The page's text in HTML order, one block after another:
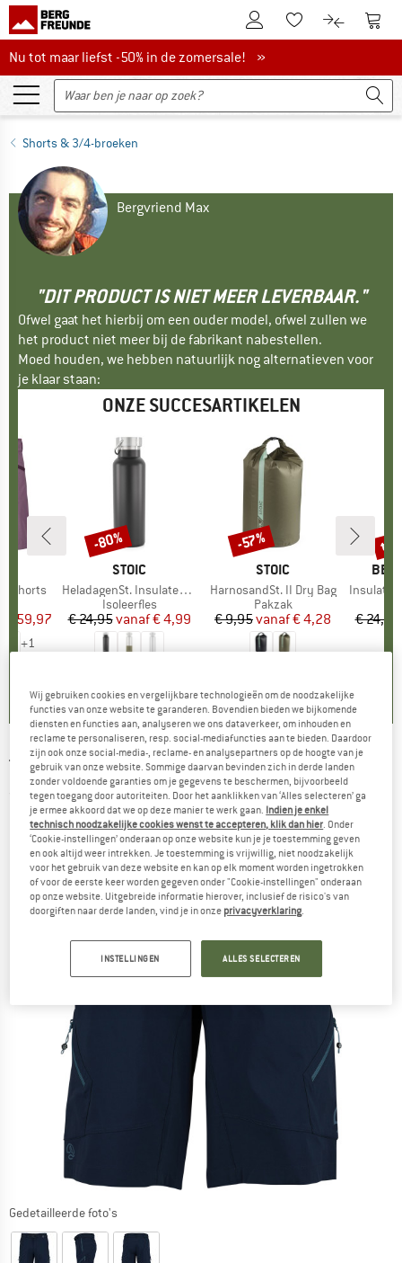
De klantenaccount
Naar deNaar de
Nu tot maar liefst -50% in de zomersale!
Nu tot maar liefst -50% in de zomersale! »
Shorts & 3/4-broeken
Bergvriend Max
"DIT PRODUCT IS NIET MEER LEVERBAAR."
Ofwel gaat het hierbij om een ouder model, ofwel zullen we
het product niet meer bij de fabrikant nabestellen.
Moed houden, we hebben natuurlijk nog alternatieven voor
je klaar staan:
ONZE SUCCESARTIKELEN
Shorts
prijs
€ 59,97
+1
MERK
STOIC
Artikel
HeladagenSt. Insulated Stainless Steel Bottle 500
Productgroep
Isoleerfles
Prijs
€ 24,95 Verlaagde prijs
vanaf€ 4,99
Korting
-80%
MERK
STOIC
Artikel
HarnosandSt. II Dry Bag
Productgroep
Pakzak
Prijs
€ 9,95 Verlaagde prijs
vanaf€ 4,28
Korting
-57%
Artikel
Insulated
€ 24,95
tot
TERNUA -Bermuda Torlok - Short
(0)
Gedetailleerde foto's
Wij gebruiken cookies en vergelijkbare technologieën om de noodzakelijke
functies van onze website te garanderen. Bovendien bieden we bijkomende
diensten en functies aan, analyseren we ons dataverkeer, om inhouden en
reclame te personaliseren, resp. social-mediafuncties aan te bieden. Daardoor
zijn ook onze social-media-, reclame- en analysepartners op de hoogte van je
gebruik van onze website. Sommige daarvan bevinden zich in derde landen
zonder voldoende garanties om je gegevens te beschermen, bijvoorbeeld
tegen toegang door autoriteiten. Door het aanklikken van ‘Alles selecteren’ ga
je ermee akkoord dat we op deze manier te werk gaan. Indien je enkel
technisch noodzakelijke cookies wenst te accepteren, klik dan hier . Onder
‘Cookie-instellingen’ onderaan op onze website kun je je toestemming geven
en ook altijd weer intrekken. Je toestemming is vrijwillig, niet noodzakelijk
voor het gebruik van deze website en kan op elk moment worden ingetrokken
of voor de eerste keer worden gegeven onder "Cookie-instellingen" onderaan
op onze website. Uitgebreide informatie hierover, inclusief de risico's van
doorgiften naar derde landen, vind je in onze privacyverklaring
INSTELLINGEN ALLES SELECTEREN